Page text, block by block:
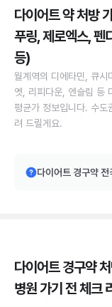
다이어트 약 처방
푸링, 제로엑스, 펜
등)
월계역의 디에타민, 큐시
엣, 리피다운, 엔슬림 등
평균가 정보입니다. 수도
려 드릴게요.
다이어트 경구약
다이어트 경구약
병원 가기 전 체크